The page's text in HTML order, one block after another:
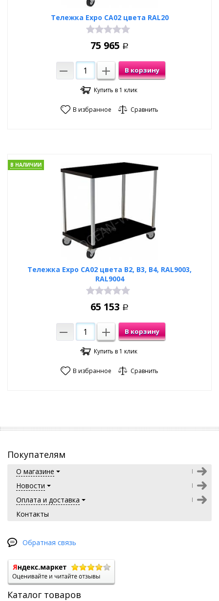
Тележка Expo CA02 цвета RAL20
75 965 Р
В корзину
Купить в 1 клик
В избранное Сравнить
Тележка Expo CA02 цвета В2, В3, В4, RAL9003,
RAL9004
В НАЛИЧИИ
65 153 Р
В корзину
Купить в 1 клик
В избранное Сравнить
Покупателям
О магазине
Новости
Оплата и доставка
Контакты
Обратная связь
Каталог товаров